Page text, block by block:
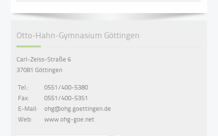
Otto-Hahn-Gymnasium Göttingen
Carl-Zeiss-Straße 6
37081 Göttingen
Tel.:
0551/400-5380
Fax:
0551/400-5351
E-Mail:
ohg@ohg.goettingen.de
Web:
www.ohg-goe.net